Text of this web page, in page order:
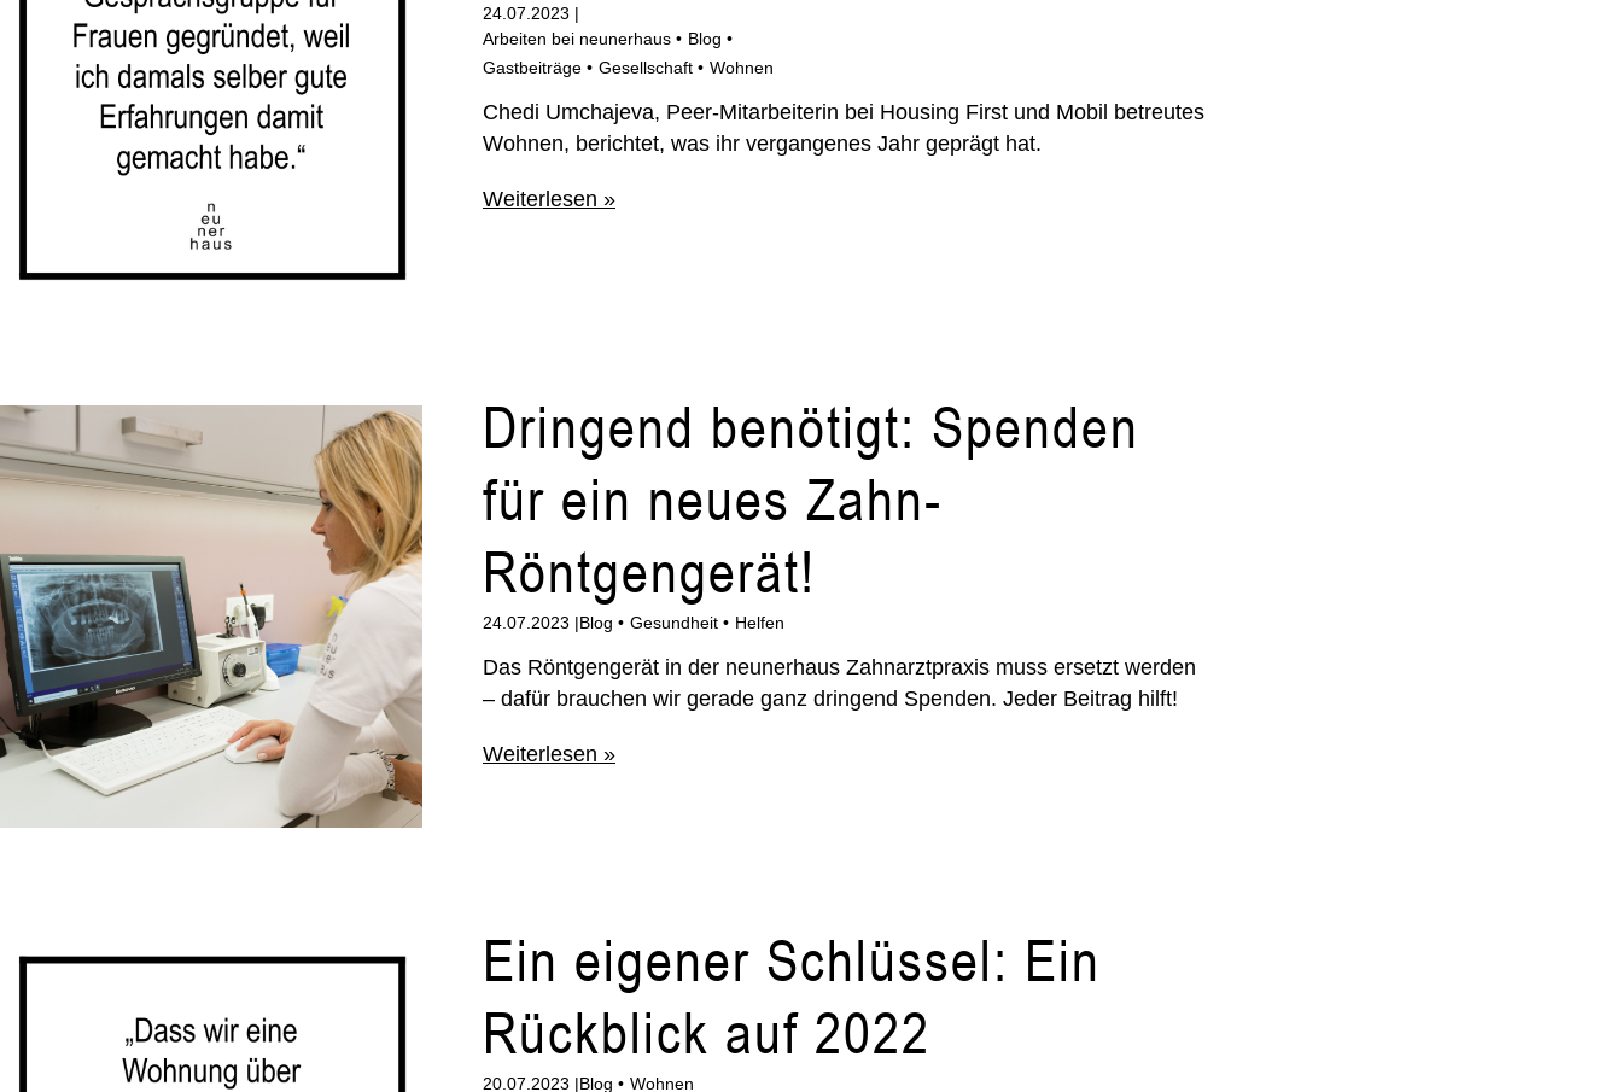
24.07.2023
Arbeiten bei neunerhaus
Blog
Gastbeiträge
Gesellschaft Wohnen
Chedi Umchajeva, Peer-Mitarbeiterin bei Housing First und Mobil betreutes
Wohnen, berichtet, was ihr vergangenes Jahr geprägt hat.
Weiterlesen »
Dringend benötigt: Spenden
für ein neues Zahn-
Röntgengerät!
24.07.2023 Blog Gesundheit Helfen
Das Röntgengerät in der neunerhaus Zahnarztpraxis muss ersetzt werden
– dafür brauchen wir gerade ganz dringend Spenden. Jeder Beitrag hilft!
Weiterlesen »
Ein eigener Schlüssel: Ein
Rückblick auf 2022
20.07.2023 Blog Wohnen